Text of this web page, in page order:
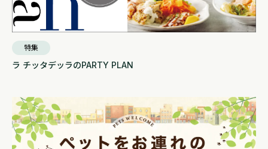
特集
ラ チッタデッラのPARTY PLAN